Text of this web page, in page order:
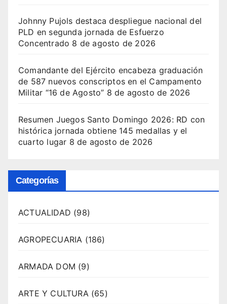
Johnny Pujols destaca despliegue nacional del
PLD en segunda jornada de Esfuerzo
Concentrado 8 de agosto de 2026
Comandante del Ejército encabeza graduación
de 587 nuevos conscriptos en el Campamento
Militar “16 de Agosto” 8 de agosto de 2026
Resumen Juegos Santo Domingo 2026: RD con
histórica jornada obtiene 145 medallas y el
cuarto lugar 8 de agosto de 2026
Categorías
ACTUALIDAD (98)
AGROPECUARIA (186)
ARMADA DOM (9)
ARTE Y CULTURA(65)